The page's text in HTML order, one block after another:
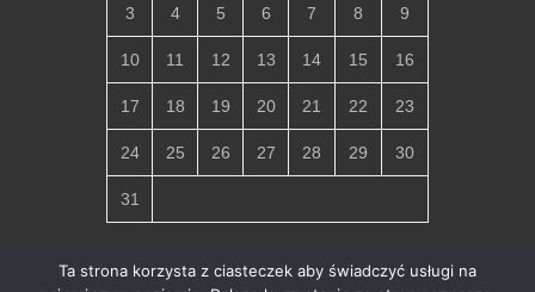
3 4 5 6 7 8 9
10 11 12 13 14 15 16
17 18 19 20 21 22 23
24 25 26 27 28 29 30
31
« lip
Ta strona korzysta z ciasteczek aby świadczyć usługi na